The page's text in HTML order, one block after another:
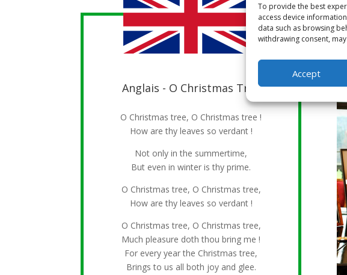
To provide the best
access device
data such as browsing
withdrawing consent,
Accept
Anglais - O Christmas Tree
O Christmas tree, O Christmas tree !
How are thy leaves so verdant !
Not only in the summertime,
But even in winter is thy prime.
O Christmas tree, O Christmas tree,
How are thy leaves so verdant !
O Christmas tree, O Christmas tree,
Much pleasure doth thou bring me !
For every year the Christmas tree,
Brings to us all both joy and glee.